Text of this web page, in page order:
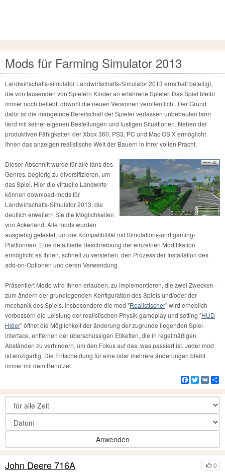
Mods für Farming Simulator 2013
Landwirtschafts-simulator Landwirtschafts-Simulator 2013 ernsthaft beteiligt,
die von tausenden von Spielern Kinder an erfahrene Spieler. Das Spiel bleibt
immer noch beliebt, obwohl die neuen Versionen veröffentlicht. Der Grund
dafür ist die mangelnde Bereitschaft der Spieler verlassen unbebauten farm
land mit seiner eigenen Bestellungen und lustigen Situationen. Neben der
produktiven Fähigkeiten der Xbox 360, PS3, PC und Mac OS X ermöglicht
Ihnen das anzeigen realistische Welt der Bauern in Ihrer vollen Pracht.
Dieser Abschnitt wurde für alle fans des
Genres, begierig zu diversifizieren, um
das Spiel. Hier die virtuelle Landwirte
können download-mods für
Landwirtschafts-Simulator 2013, die
deutlich erweitern Sie die Möglichkeiten
von Ackerland. Alle mods wurden
ausgiebig getestet, um die Kompatibilität mit Simulations-und gaming-
Plattformen. Eine detaillierte Beschreibung der einzelnen Modifikation
ermöglicht es Ihnen, schnell zu verstehen, den Prozess der Installation des
add-on-Optionen und deren Verwendung.
Präsentiert Mode wird Ihnen erlauben, zu implementieren, die zwei Zwecken -
zum ändern der grundlegenden Konfiguration des Spiels und/oder der
mechanik des Spiels. Insbesondere die mod "Realistischer" wird erheblich
verbessern die Leistung der realistischen Physik-gameplay und setting "HUD
Hider" öffnet die Möglichkeit der änderung der zugrunde liegenden Spiel-
interface, entfernen der überschüssigen Etiketten, die in regelmäßigen
Abständen zu verhindern, um den Fokus auf das, was passiert ist. Jeder mod
ist einzigartig. Die Entscheidung für eine oder mehrere änderungen bleibt
immer mit dem Benutzer.
Facebook
Twitter
VK
Anwenden
0
John Deere 716A